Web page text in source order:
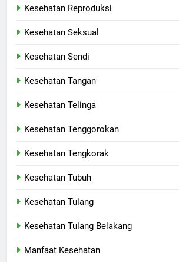
Kesehatan Reproduksi
Kesehatan Seksual
Kesehatan Sendi
Kesehatan Tangan
Kesehatan Telinga
Kesehatan Tenggorokan
Kesehatan Tengkorak
Kesehatan Tubuh
Kesehatan Tulang
Kesehatan Tulang Belakang
Manfaat Kesehatan